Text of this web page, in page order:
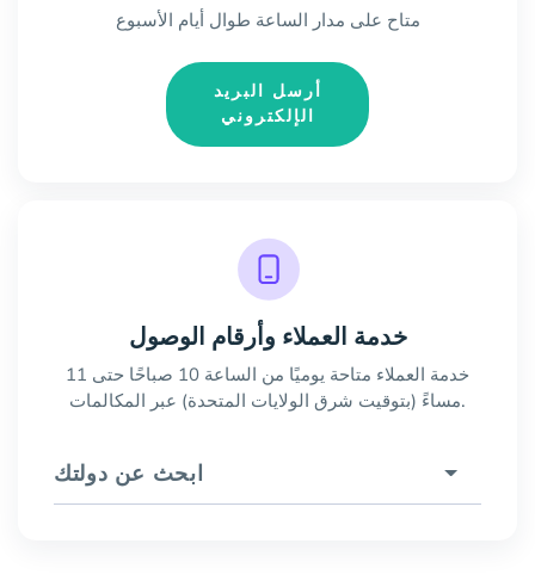
متاح على مدار الساعة طوال أيام الأسبوع
أرسل البريد
الإلكتروني
خدمة العملاء وأرقام الوصول
خدمة العملاء متاحة يوميًا من الساعة 10 صباحًا حتى 11
مساءً (بتوقيت شرق الولايات المتحدة) عبر المكالمات.
ابحث عن دولتك